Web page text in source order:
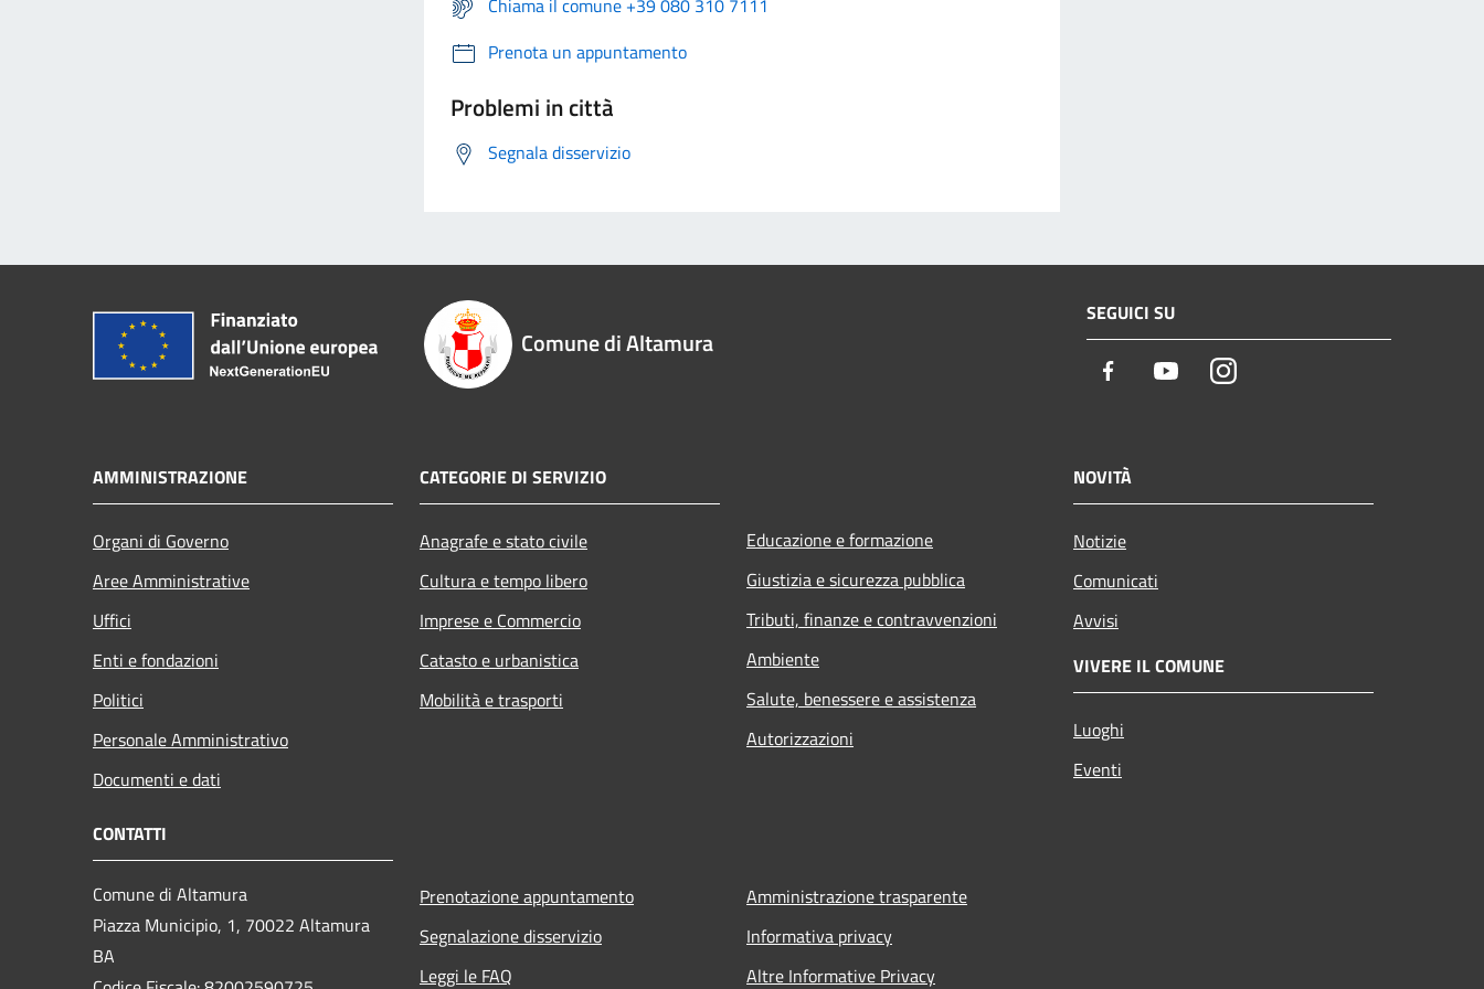
Prenota un appuntamento
Problemi in città
Segnala disservizio
Comune di Altamura
SEGUICI SU
Facebook YoutubeInstagram
AMMINISTRAZIONE
Organi di Governo
Aree Amministrative
Uffici
Enti e fondazioni
Politici
Personale Amministrativo
Documenti e dati
CATEGORIE DI SERVIZIO
Anagrafe e stato civile
Cultura e tempo libero
Imprese e Commercio
Catasto e urbanistica
Mobilità e trasporti
Educazione e formazione
Giustizia e sicurezza pubblica
Tributi, finanze e contravvenzioni
Ambiente
Salute, benessere e assistenza
Autorizzazioni
NOVITÀ
Notizie
Comunicati
Avvisi
VIVERE IL COMUNE
Luoghi
Eventi
CONTATTI
Comune di Altamura
Piazza Municipio, 1, 70022 Altamura
BA
Prenotazione appuntamento
Segnalazione disservizio
Leggi le FAQ
Amministrazione trasparente
Informativa privacy
Altre Informative Privacy